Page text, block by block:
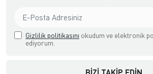
Gizlilik politikasını okudum ve elektronik
ediyorum.
BIZI TAKIP EDIN